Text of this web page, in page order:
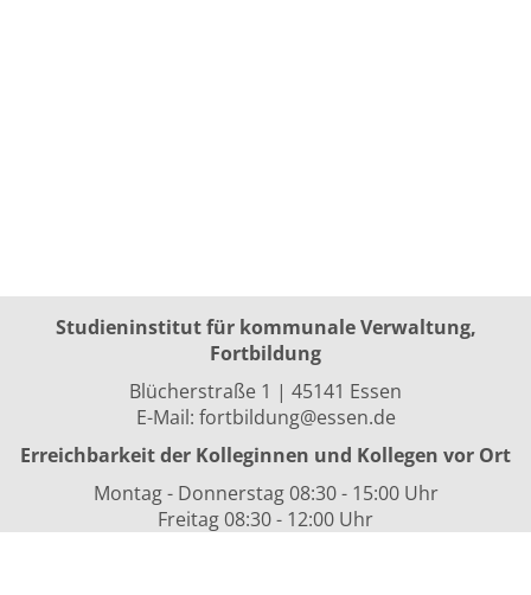
Studieninstitut für kommunale Verwaltung,
Fortbildung
Blücherstraße 1 | 45141 Essen
E-Mail: fortbildung@essen.de
Erreichbarkeit der Kolleginnen und Kollegen vor Ort
Montag - Donnerstag 08:30 - 15:00 Uhr
Freitag 08:30 - 12:00 Uhr